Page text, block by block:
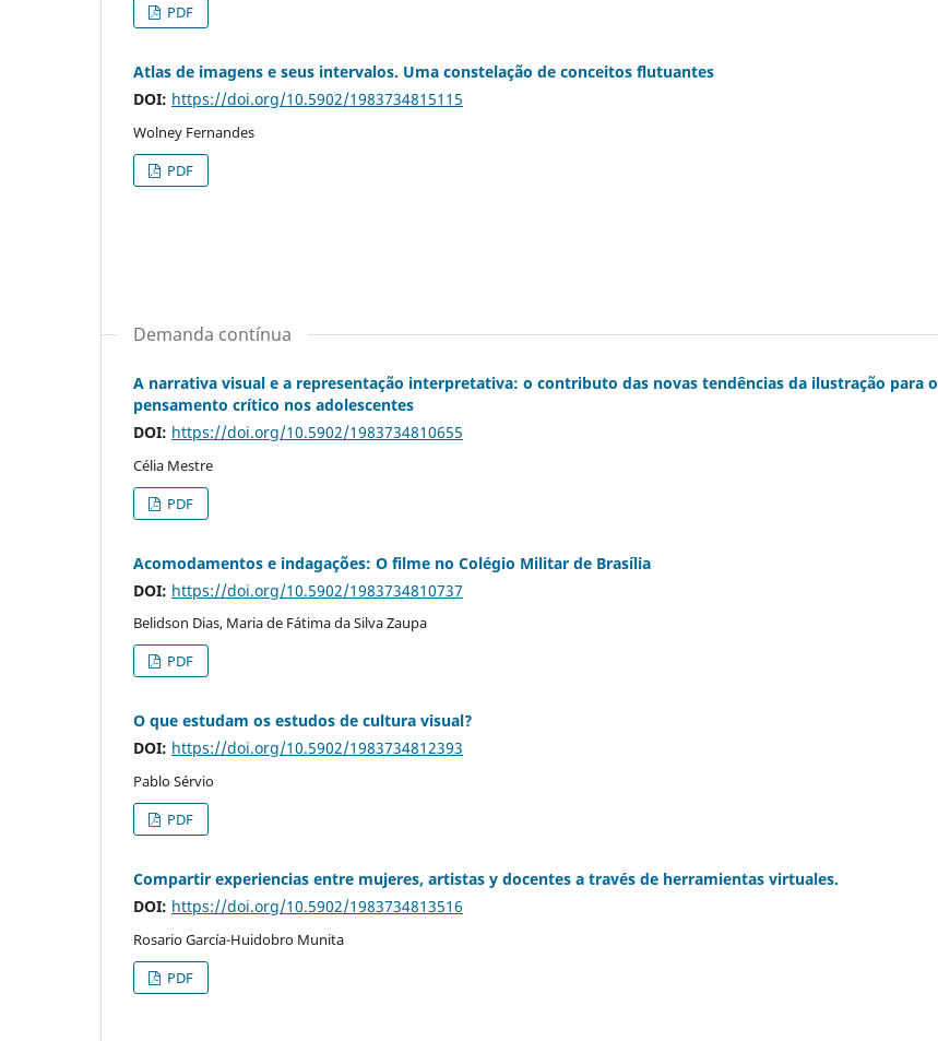
PDF
Atlas de imagens e seus intervalos. Uma constelação de conceitos flutuantes
DOI: https://doi.org/10.5902/1983734815115
Wolney Fernandes
PDF
Demanda contínua
A narrativa visual e a representação interpretativa: o contributo das novas tendências da ilustração para o
pensamento crítico nos adolescentes
DOI: https://doi.org/10.5902/1983734810655
Célia Mestre
PDF
Acomodamentos e indagações: O filme no Colégio Militar de Brasília
DOI: https://doi.org/10.5902/1983734810737
Belidson Dias, Maria de Fátima da Silva Zaupa
PDF
O que estudam os estudos de cultura visual?
DOI: https://doi.org/10.5902/1983734812393
Pablo Sérvio
PDF
Compartir experiencias entre mujeres, artistas y docentes a través de herramientas virtuales.
DOI: https://doi.org/10.5902/1983734813516
Rosario García-Huidobro Munita
PDF